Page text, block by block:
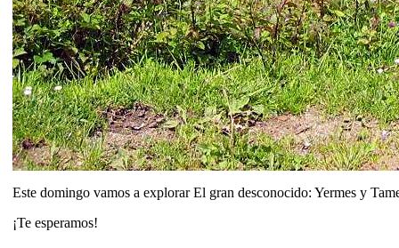
Este domingo vamos a explorar El gran desconocido: Yermes y
¡Te esperamos!